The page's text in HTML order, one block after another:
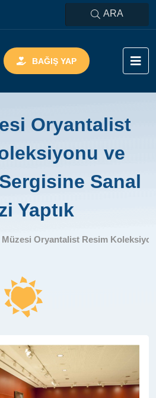
ARA
BAĞIŞ YAP
Oryantalist
ve
Sanal
Yaptık
Müzesi Oryantalist Resim